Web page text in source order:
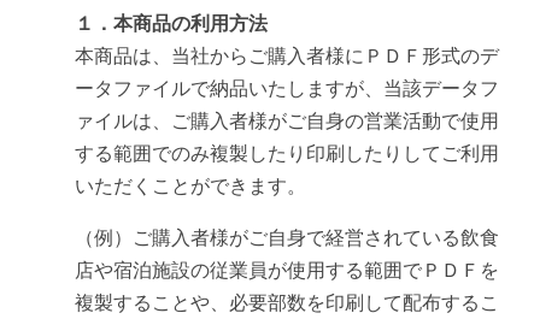
１．本商品の利用方法
本商品は、当社からご購入者様にＰＤＦ形式のデ
ータファイルで納品いたしますが、当該データフ
ァイルは、ご購入者様がご自身の営業活動で使用
する範囲でのみ複製したり印刷したりしてご利用
いただくことができます。
（例）ご購入者様がご自身で経営されている飲食
店や宿泊施設の従業員が使用する範囲でＰＤＦを
複製することや、必要部数を印刷して配布するこ